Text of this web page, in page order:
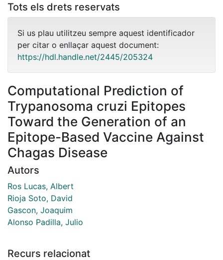
Tots els drets reservats
Si us plau utilitzeu sempre aquest identificador
per citar o enllaçar aquest document:
https://hdl.handle.net/2445/205324
Computational Prediction of
Trypanosoma cruzi Epitopes
Toward the Generation of an
Epitope-Based Vaccine Against
Chagas Disease
Autors
Ros Lucas, Albert
Rioja Soto, David
Gascon, Joaquim
Alonso Padilla, Julio
Recurs relacionat